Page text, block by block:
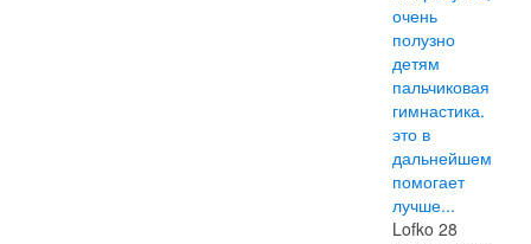
очень
полузно
детям
пальчиковая
гимнастика.
это в
дальнейшем
помогает
лучше...
Lofko 28